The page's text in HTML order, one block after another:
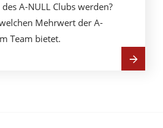
A-NULL Clubs werden?
Mehrwert der A-
Team bietet.